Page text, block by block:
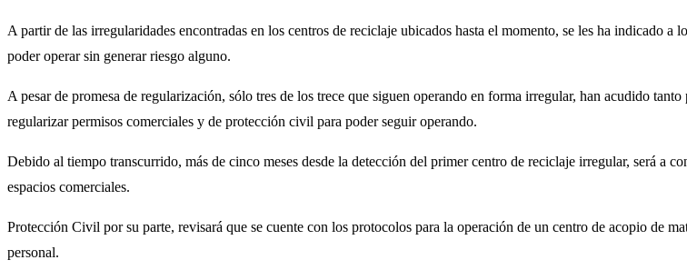
A partir de las irregularidades encontradas en los centros de reciclaje ubicados hasta el momento, se les ha indicado
poder operar sin generar riesgo alguno.
A pesar de promesa de regularización, sólo tres de los trece que siguen operando en forma irregular, han acudido
regularizar permisos comerciales y de protección civil para poder seguir operando.
Debido al tiempo transcurrido, más de cinco meses desde la detección del primer centro de reciclaje irregular, será a
espacios comerciales.
Protección Civil por su parte, revisará que se cuente con los protocolos para la operación de un centro de acopio de
personal.